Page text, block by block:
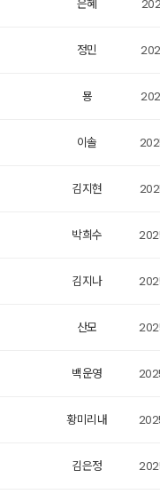
은혜
정민
묭
이솔
김지현
박희수
김지나
산모
백운영
황미리내
김은정